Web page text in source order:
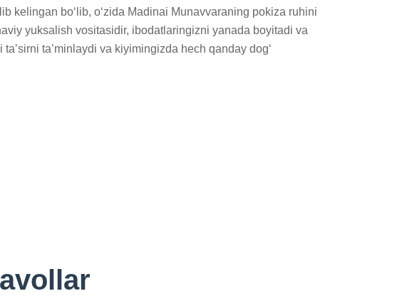
kelingan bo‘lib, o‘zida Madinai Munavvaraning pokiza ruhini
yuksalish vositasidir, ibodatlaringizni yanada boyitadi va
ta’minlaydi va kiyimingizda hech qanday dog‘